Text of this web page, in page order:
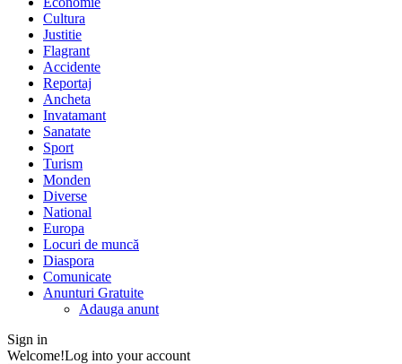
Cultura
Justitie
Flagrant
Accidente
Reportaj
Ancheta
Invatamant
Sanatate
Sport
Turism
Monden
Diverse
National
Europa
Locuri de muncă
Diaspora
Comunicate
Anunturi Gratuite
Adauga anunt
Sign in
Welcome!Log into your account